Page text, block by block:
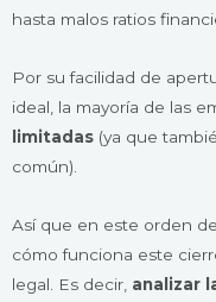
hasta malos ratios
Por su facilidad de
ideal, la mayoría de las
limitadas (ya que
común).
Así que en este orden
cómo funciona este
legal. Es decir, analizar